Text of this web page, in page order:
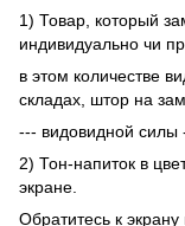
1) Товар, который
индивидуально чи
в этом количестве
складах, штор на
--- видовидной силы
2) Тон-напиток в
экране.
Обратитесь к экрану